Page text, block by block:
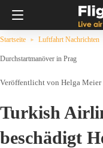
Startseite Luftfahrt Nachrichten
Durchstartmanöver in Prag
Helga Meier
Turkish
beschädigt